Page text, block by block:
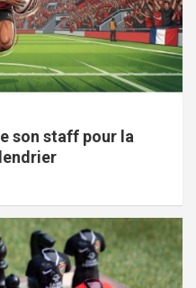
son staff pour la